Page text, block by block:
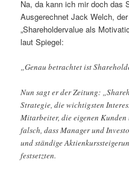
Na, da kann ich mir doch das
Ausgerechnet Jack Welch,
„Shareholdervalue als
laut Spiegel:
„Genau betrachtet ist
Nun sagt er der Zeitung:
Strategie, die wichtigsten
Mitarbeiter, die eigenen Kunden
falsch, dass Manager und
und ständige
festsetzten.